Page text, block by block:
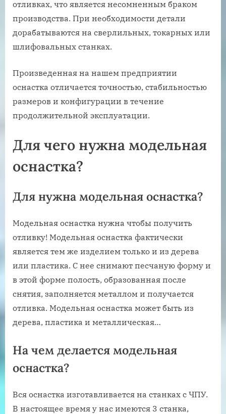
отливках, что является несомненным браком
производства. При необходимости детали
дорабатываются на сверлильных, токарных или
шлифовальных станках.
Произведенная на нашем предприятии
оснастка отличается точностью, стабильностью
размеров и конфигурации в течение
продолжительной эксплуатации.
Для чего нужна модельная
оснастка?
Для нужна модельная оснастка?
Модельная оснастка нужна чтобы получить
отливку! Модельная оснастка фактически
является тем же изделием только и из дерева
или пластика. С нее снимают песчаную форму и
в этой форме полость, образованная после
снятия, заполняется металлом и получается
отливка. Модельная оснастка может быть из
дерева, пластика и металлическая…
На чем делается модельная
оснастка?
Вся оснастка изготавливается на станках с ЧПУ.
В настоящее время у нас имеются 3 станка,